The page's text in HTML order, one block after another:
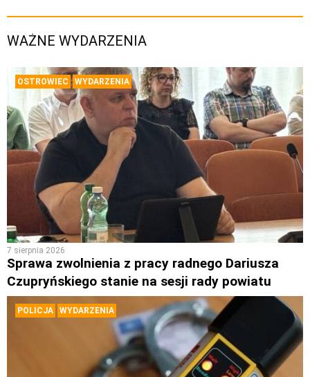
WAŻNE WYDARZENIA
OSTROWIEC WYDARZENIA
7 sierpnia 2026
Sprawa zwolnienia z pracy radnego Dariusza
Czupryńskiego stanie na sesji rady powiatu
POLICJA WYDARZENIA